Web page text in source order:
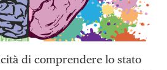
di comprendere lo stato